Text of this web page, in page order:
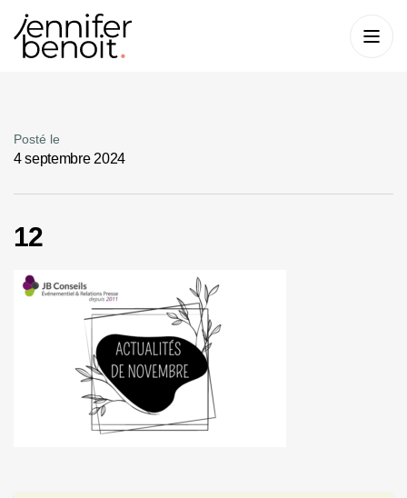
Posté le
4 septembre 2024
12